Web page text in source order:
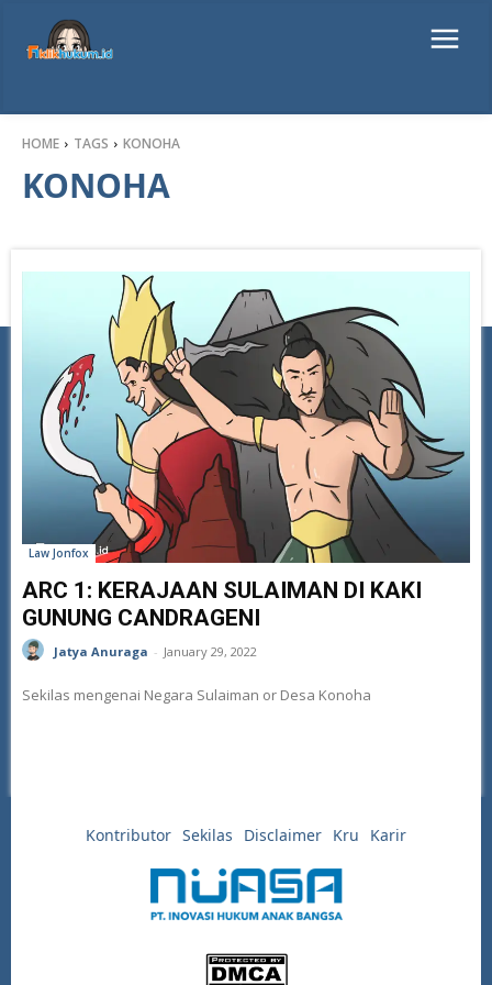
HOME TAGS KONOHA
KONOHA
Law Jonfox
ARC 1: KERAJAAN SULAIMAN DI KAKI
GUNUNG CANDRAGENI
Jatya Anuraga - January 29, 2022
Sekilas mengenai Negara Sulaiman or Desa Konoha
Kontributor Sekilas Disclaimer Kru Karir